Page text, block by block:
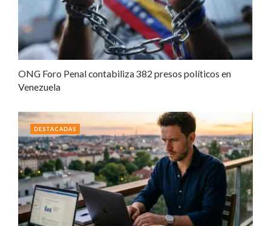
ONG Foro Penal contabiliza 382 presos políticos en
Venezuela
DESTACADAS